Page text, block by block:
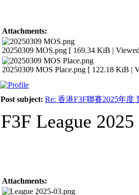
Attachments:
20250309 MOS.png [ 169.34 KiB |
20250309 MOS Place.png [ 122.18 KiB |
Post subject: Re: 香港F3F聯賽2025年度
F3F League
Attachments: